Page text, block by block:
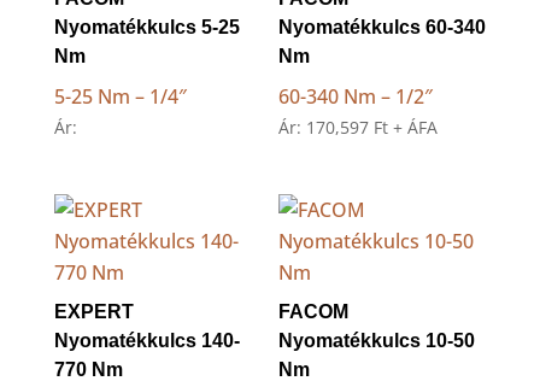
Nyomatékkulcs 5-25
Nm
5-25 Nm – 1/4″
Ár:
Nyomatékkulcs 60-340
Nm
60-340 Nm – 1/2″
Ár: 170,597 Ft + ÁFA
EXPERT
Nyomatékkulcs 140-
770 Nm
FACOM
Nyomatékkulcs 10-50
Nm